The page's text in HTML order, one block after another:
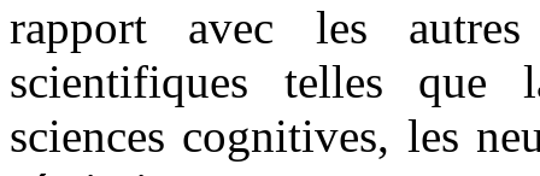
rapport avec les
scientifiques telles que
sciences cognitives, les